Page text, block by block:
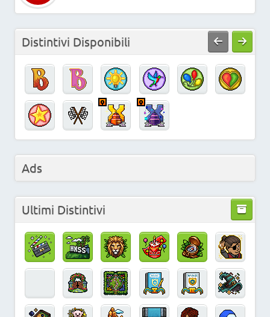
Distintivi Disponibili
Ads
Ultimi Distintivi